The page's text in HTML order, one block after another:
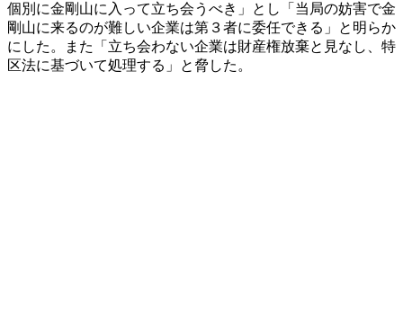
個別に金剛山に入って立ち会うべき」とし「当局の妨害で金
剛山に来るのが難しい企業は第３者に委任できる」と明らか
にした。また「立ち会わない企業は財産権放棄と見なし、特
区法に基づいて処理する」と脅した。